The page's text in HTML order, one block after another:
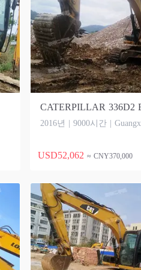
CATERPILLAR 336D2
2016년 | 9000시간 |
USD52,062 ≈ CNY370,000